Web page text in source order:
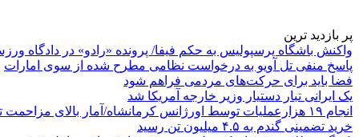
پر بازدید ترین
واکنش باشگاه پرسپولیس به حکم فیفا/ پرونده «رادو» در دادگاه
پاسخ منفی تل آویو به درخواست نظامی مطرح شده از سوی امارات
فضا باید برای حرکت‌های مردمی فراهم شود
یک ایرانی تبار دستیار وزیر خارجه آمریکا شد
انجام ۱۹ هزارعملیات توسط اورژانس کرمانشاه/آمار بالای مزاحمت تلفنی
خرید تضمینی گندم به ۴.۵ میلیون تن رسید